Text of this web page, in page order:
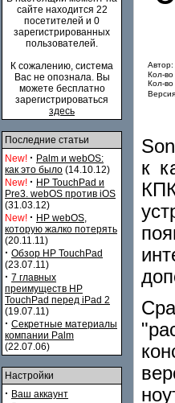
сайте находится 22
посетителей и 0
зарегистрированных
пользователей.
К сожалению, система
Вас не опознала. Вы
можете бесплатно
зарегистрироваться
здесь
Последние статьи
New! · Palm и webOS:
как это было (14.10.12)
New! · HP TouchPad и
Pre3. webOS против iOS
(31.03.12)
New! · HP webOS,
которую жалко потерять
(20.11.11)
· Обзор HP TouchPad
(23.07.11)
· 7 главных
преимуществ HP
TouchPad перед iPad 2
(19.07.11)
· Секретные материалы
компании Palm
(22.07.06)
Настройки
· Ваш аккаунт
Автор:
Кол-
Кол-во
к